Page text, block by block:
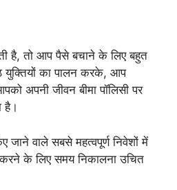
है, तो आप पैसे बचाने के लिए बहुत
का पालन करके, आप
अपनी जीवन बीमा पॉलिसी पर
है।
जाने वाले सबसे महत्वपूर्ण निवेशों में
के लिए समय निकालना उचित